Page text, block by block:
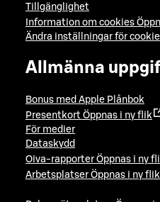
Tillgänglighet
Information om cookies
Ändra inställningar för
Allmänna
Bonus med Apple Plånbok
Presentkort Öppnas i ny flik
För medier
Dataskydd
Oiva-rapporter Öppnas i ny
Arbetsplatser Öppnas i ny flik